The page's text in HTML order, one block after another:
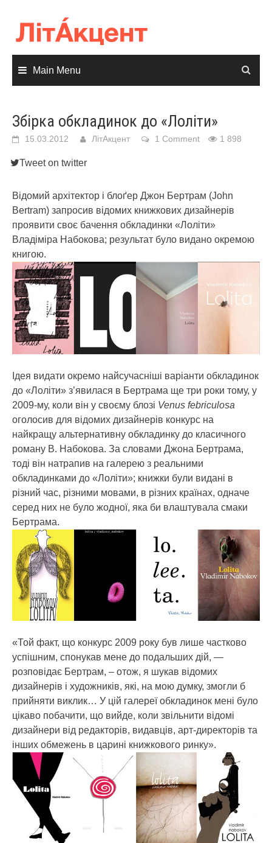
content
Main Menu
Збірка обкладинок до «Лоліти»
15.03.2012 ЛітАкцент 1 Comment 1 898
Tweet on twitter
Відомий архітектор і блоґер Джон Бертрам (John
Bertram) запросив відомих книжкових дизайнерів
проявити своє бачення обкладинки «Лоліти»
Владіміра Набокова; результат було видано окремою
книгою.
Ідея видати окремо найсучасніші варіанти обкладинок
до «Лоліти» з’явилася в Бертрама ще три роки тому, у
2009-му, коли він у своєму блозі Venus febriculosa
оголосив для відомих дизайнерів конкурс на
найкращу альтернативну обкладинку до класичного
роману В. Набокова. За словами Джона Бертрама,
тоді він натрапив на галерею з реальними
обкладинками до «Лоліти»; книжки були видані в
різний час, різними мовами, в різних країнах, одначе
серед них не було жодної, яка би влаштувала смаки
Бертрама.
«Той факт, що конкурс 2009 року був лише частково
успішним, спонукав мене до подальших дій, —
розповідає Бертрам, – отож, я шукав відомих
дизайнерів і художників, які, на мою думку, змогли б
прийняти виклик… У цій галереї обкладинок мені було
цікаво побачити, що вийде, коли звільнити відомі
дизайнери від редакторів, видавців, арт-директорів та
інших обмежень в царині книжкового ринку».